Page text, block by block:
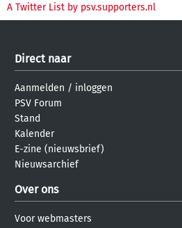
A Twitter List by psv.supporters.nl
Direct naar
Aanmelden / inloggen
PSV Forum
Stand
Kalender
E-zine (nieuwsbrief)
Nieuwsarchief
Over ons
Voor webmasters